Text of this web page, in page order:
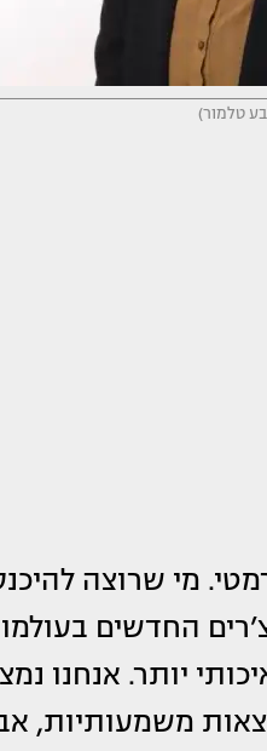
טלמור)
מי שרוצה
יותר. אנחנו
משמעותיות,